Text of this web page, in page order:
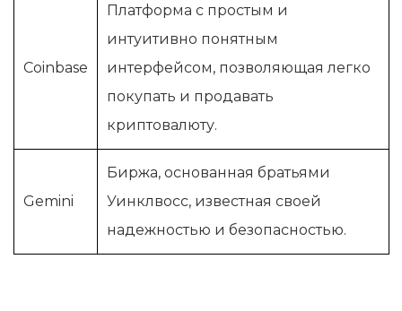
Coinbase
Платформа с простым и
интуитивно понятным
интерфейсом, позволяющая легко
покупать и продавать
криптовалюту.
Gemini
Биржа, основанная братьями
Уинклвосс, известная своей
надежностью и безопасностью.